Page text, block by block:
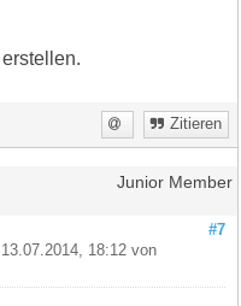
Zitieren
Junior Member
#7
18:12 von